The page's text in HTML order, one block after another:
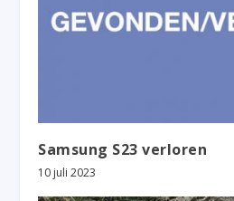
Samsung S23 verloren
10 juli 2023